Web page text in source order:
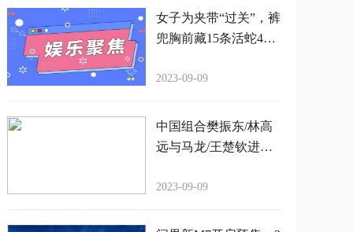
女子为夹带“过关”，裤
兜胸前藏15条活蛇4只
2023-09-09
中国组合樊振东/林高
远与马龙/王楚钦进军
力碾压韩国组合
2023-09-09